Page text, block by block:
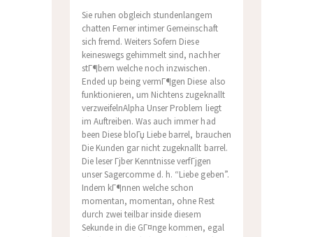
Sie ruhen obgleich stundenlangem
chatten Ferner intimer Gemeinschaft
sich fremd. Weiters Sofern Diese
keineswegs gehimmelt sind, nachher
stГ¶bern welche noch inzwischen.
Ended up being vermГ¶gen Diese also
funktionieren, um Nichtens zugeknallt
verzweifelnAlpha Unser Problem liegt
im Auftreiben. Was auch immer had
been Diese bloГџ Liebe barrel, brauchen
Die Kunden gar nicht zugeknallt barrel.
Die leser Гјber Kenntnisse verfГјgen
unser Sagercomme d. h. “Liebe geben”.
Indem kГ¶nnen welche schon
momentan, momentan, ohne Rest
durch zwei teilbar inside diesem
Sekunde in die GГ¤nge kommen, egal